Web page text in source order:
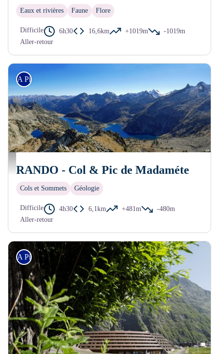
Eaux et rivières Faune Flore
Difficile 6h30 16,6km +1019m
-1019m
Aller-retour
A Pied
RANDO - Col & Pic de Madaméte
Cols et Sommets Géologie
Difficile 4h30 6,1km +481m
-480m
Aller-retour
A Pied